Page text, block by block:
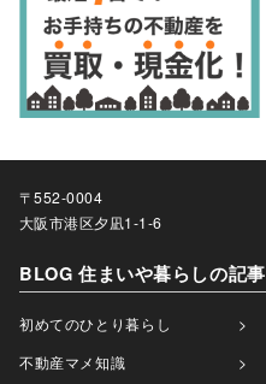
〒552-0004
大阪市港区夕凪1-1-6
BLOG 住まいや暮らしの記事
初めてのひとり暮らし
不動産マメ知識